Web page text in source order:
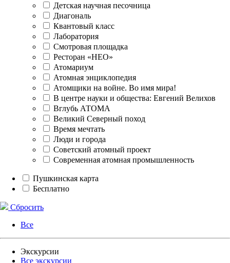
Детская научная песочница
Диагональ
Квантовый класс
Лаборатория
Смотровая площадка
Ресторан «НЕО»
Атомариум
Атомная энциклопедия
Атомщики на войне. Во имя мира!
В центре науки и общества: Евгений Велихов
Вглубь АТОМА
Великий Северный поход
Время мечтать
Люди и города
Советский атомный проект
Современная атомная промышленность
Пушкинская карта
Бесплатно
Сбросить
Все
Экскурсии
Все экскурсии